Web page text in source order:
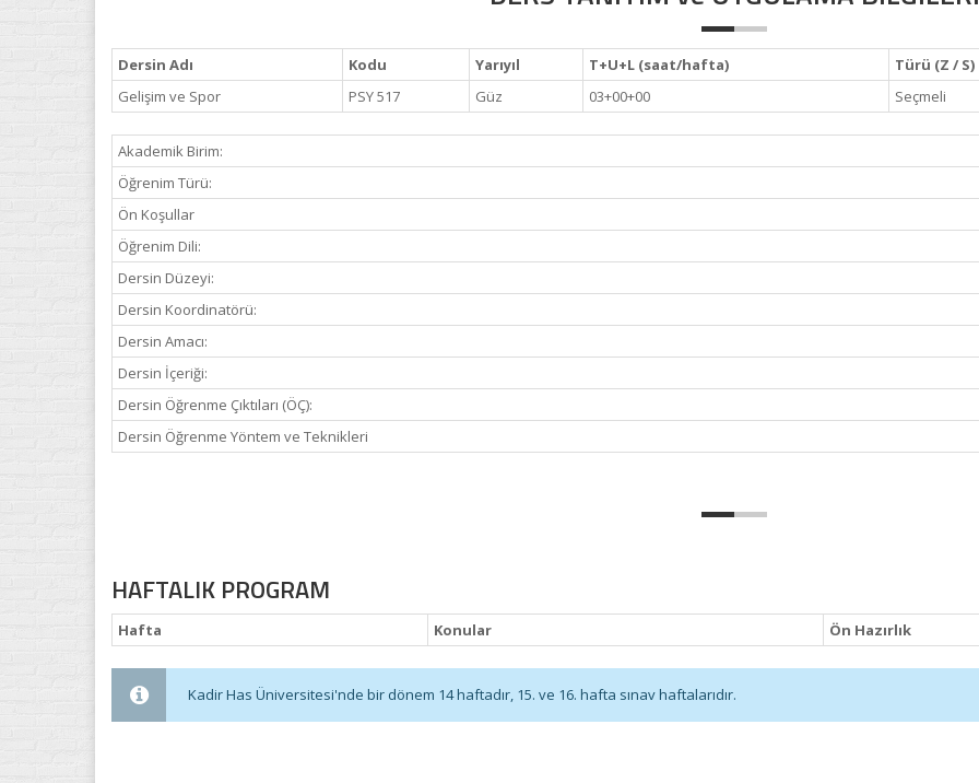
Dersin Adı Kodu Yarıyıl T+U+L (saat/hafta) Türü (Z / S)
Gelişim ve Spor
PSY 517 Güz 03+00+00 Seçmeli
Akademik Birim:
Öğrenim Türü:
Ön Koşullar
Öğrenim Dili:
Dersin Düzeyi:
Dersin Koordinatörü:
Dersin Amacı:
Dersin İçeriği:
Dersin Öğrenme Çıktıları (ÖÇ):
Dersin Öğrenme Yöntem ve Teknikleri
HAFTALIK PROGRAM
Hafta Konular Ön Hazırlık
Kadir Has Üniversitesi'nde bir dönem 14 haftadır, 15. ve 16. hafta sınav haftalarıdır.